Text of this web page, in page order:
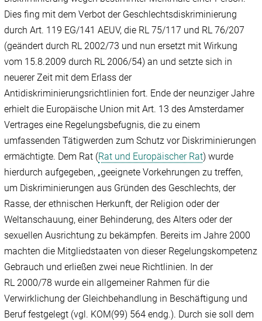
Dies fing mit dem Verbot der Geschlechtsdiskriminierung
durch Art. 119 EG/141 AEUV, die RL 75/117 und RL 76/207
(geändert durch RL 2002/73 und nun ersetzt mit Wirkung
vom 15.8.2009 durch RL 2006/54) an und setzte sich in
neuerer Zeit mit dem Erlass der
Antidiskriminierungsrichtlinien fort. Ende der neunziger Jahre
erhielt die Europäische Union mit Art. 13 des Amsterdamer
Vertrages eine Regelungsbefugnis, die zu einem
umfassenden Tätigwerden zum Schutz vor Diskriminierungen
ermächtigte. Dem Rat (Rat und Europäischer Rat) wurde
hierdurch aufgegeben, „geeignete Vorkehrungen zu treffen,
um Diskriminierungen aus Gründen des Geschlechts, der
Rasse, der ethnischen Herkunft, der Religion oder der
Weltanschauung, einer Behinderung, des Alters oder der
sexuellen Ausrichtung zu bekämpfen. Bereits im Jahre 2000
machten die Mitgliedstaaten von dieser Regelungskompetenz
Gebrauch und erließen zwei neue Richtlinien. In der
RL 2000/78 wurde ein allgemeiner Rahmen für die
Verwirklichung der Gleichbehandlung in Beschäftigung und
Beruf festgelegt (vgl. KOM(99) 564 endg.). Durch sie soll dem